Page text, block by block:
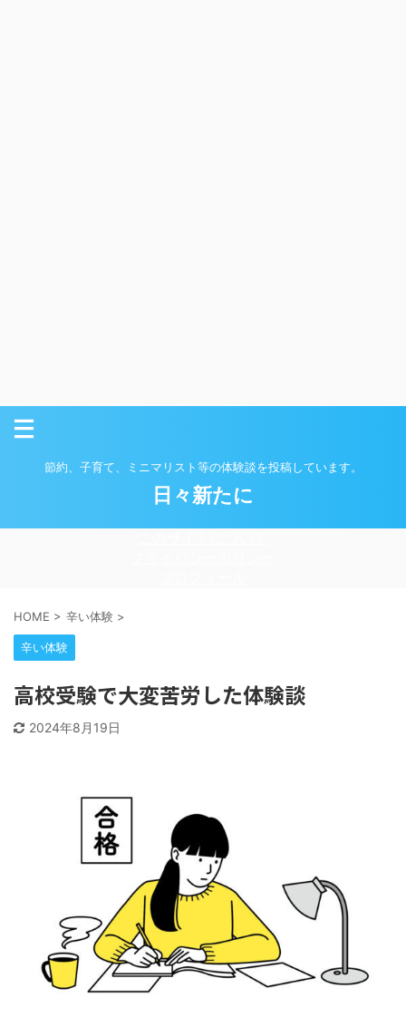
節約、子育て、ミニマリスト等の体験談を投稿しています。
日々新たに
HOME > 辛い体験 >
辛い体験
高校受験で大変苦労した体験談
2024年8月19日